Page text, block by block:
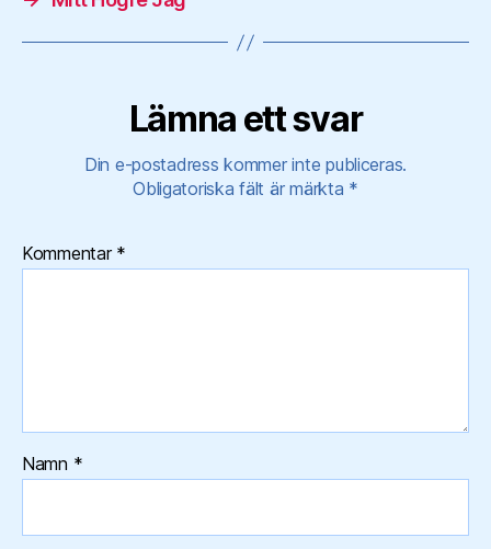
Lämna ett svar
Din e-postadress kommer inte publiceras.
Obligatoriska fält är märkta *
Kommentar *
Namn *